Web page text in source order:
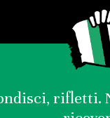
rifletti.